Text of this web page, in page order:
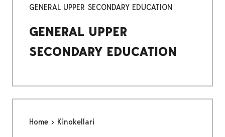
GENERAL UPPER SECONDARY EDUCATION
GENERAL UPPER
SECONDARY EDUCATION
Home Kinokellari